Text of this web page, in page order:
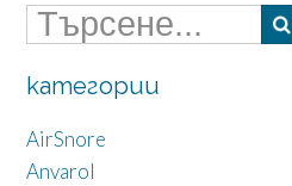
категории
AirSnore
Anvarol